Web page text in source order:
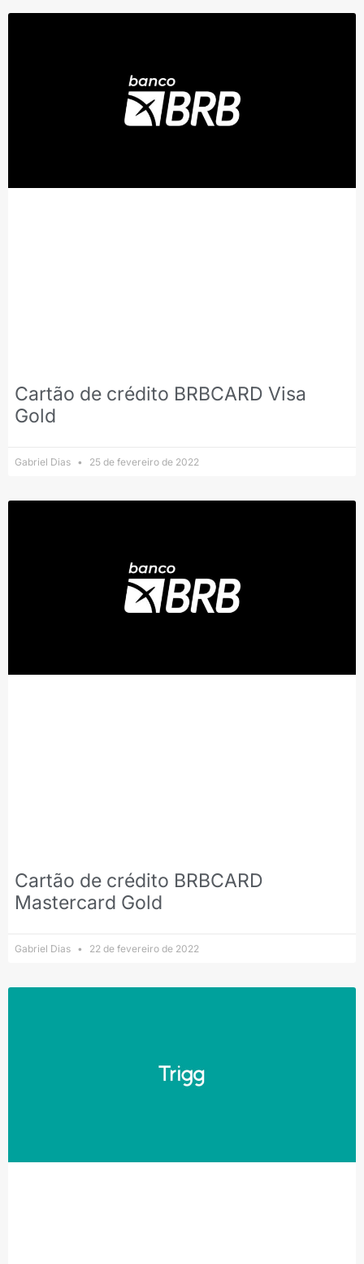
Cartão de crédito BRBCARD Visa
Gold
Gabriel Dias 25 de fevereiro de 2022
Cartão de crédito BRBCARD
Mastercard Gold
Gabriel Dias 22 de fevereiro de 2022